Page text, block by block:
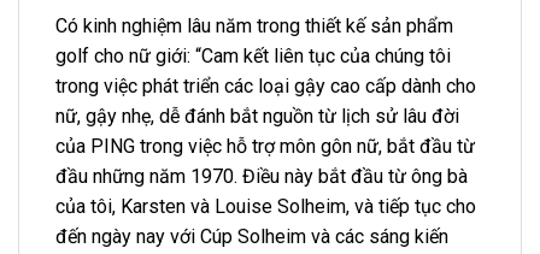
Có kinh nghiệm lâu năm trong thiết kế sản phẩm
golf cho nữ giới: “Cam kết liên tục của chúng tôi
trong việc phát triển các loại gậy cao cấp dành cho
nữ, gậy nhẹ, dễ đánh bắt nguồn từ lịch sử lâu đời
của PING trong việc hỗ trợ môn gôn nữ, bắt đầu từ
đầu những năm 1970. Điều này bắt đầu từ ông bà
của tôi, Karsten và Louise Solheim, và tiếp tục cho
đến ngày nay với Cúp Solheim và các sáng kiến ​​